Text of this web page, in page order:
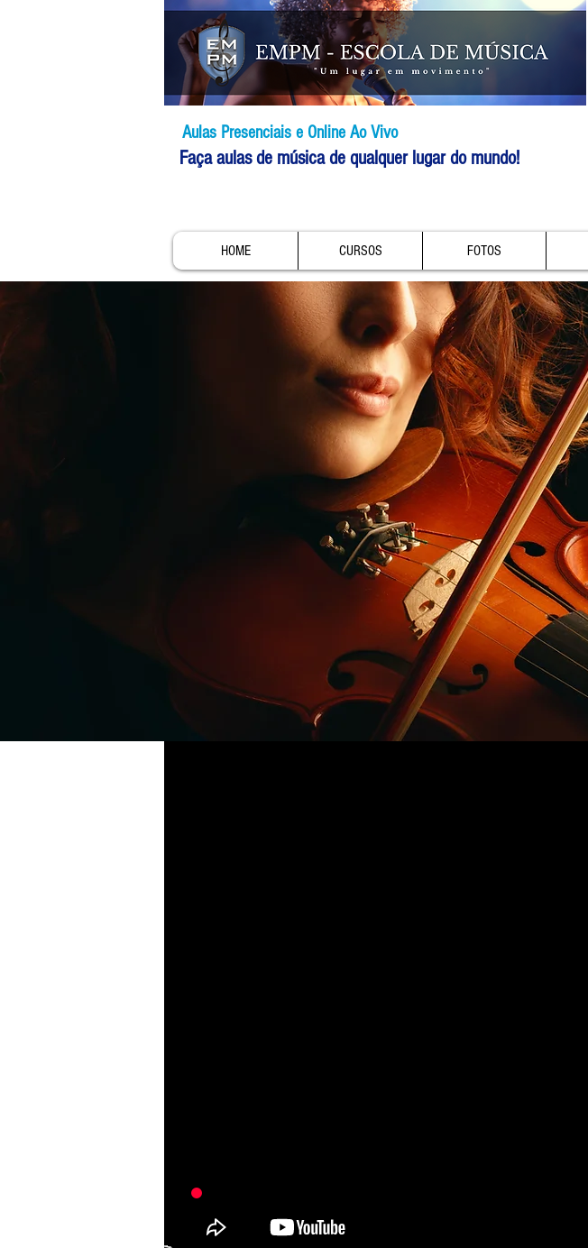
Aulas Presenciais e Online Ao Vivo
Faça aulas de música de qualquer lugar do mundo!
HOME CURSOS FOTOS